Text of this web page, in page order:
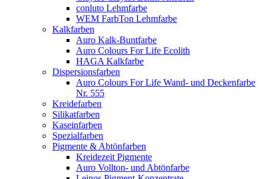
conluto Lehmfarbe
WEM FarbTon Lehmfarbe
Kalkfarben
Auro Kalk-Buntfarbe
Auro Colours For Life Ecolith
HAGA Kalkfarbe
Dispersionsfarben
Auro Colours For Life Wand- und Deckenfarbe
Nr. 555
Kreidefarben
Silikatfarben
Kaseinfarben
Spezialfarben
Pigmente & Abtönfarben
Kreidezeit Pigmente
Auro Vollton- und Abtönfarbe